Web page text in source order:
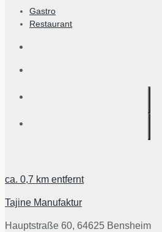
Gastro
Restaurant
ca. 0,7 km entfernt
Tajine Manufaktur
Hauptstraße 60, 64625 Bensheim